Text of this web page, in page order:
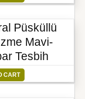
Püsküllü
Mavi-
Tesbih
CART